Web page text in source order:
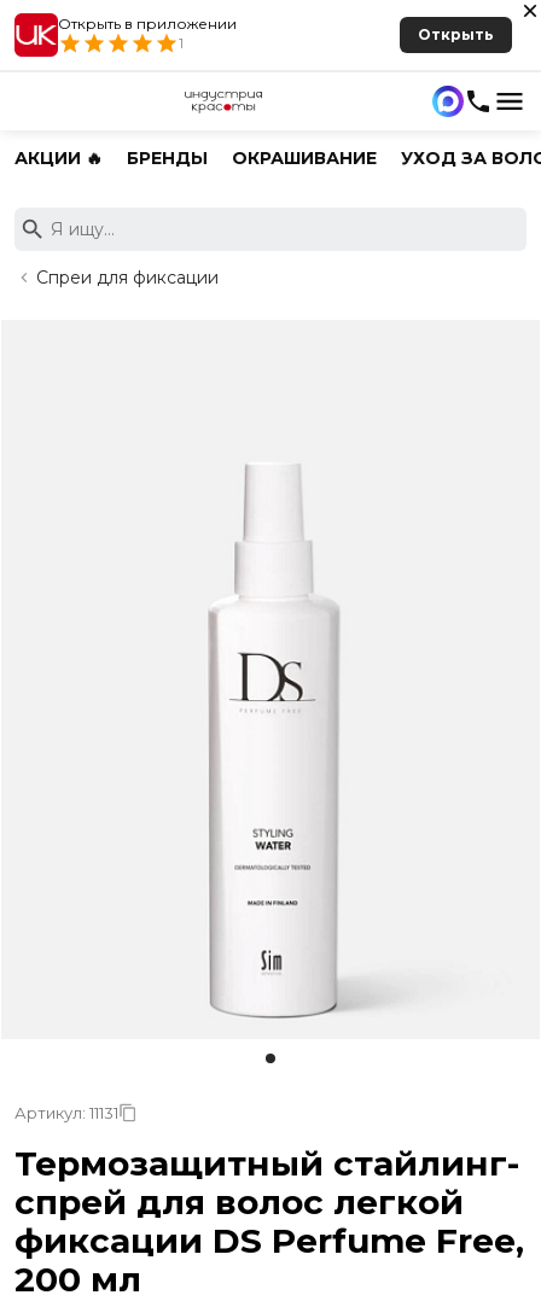
Открыть в приложении
1
Открыть
АКЦИИ 🔥 БРЕНДЫ ОКРАШИВАНИЕ УХОД ЗА
Спреи для фиксации
Артикул: 11131
Термозащитный стайлинг-
спрей для волос легкой
фиксации DS Perfume Free,
200 мл